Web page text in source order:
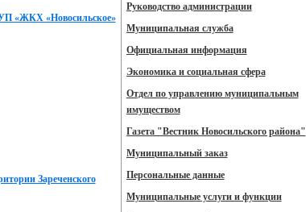
«ЖКХ «Новосильское»
Зареченского
Руководство администрации
Муниципальная служба
Официальная информация
Экономика и социальная сфера
Отдел по управлению муниципальным
имуществом
Газета "Вестник Новосильского района"
Муниципальный заказ
Персональные данные
Муниципальные услуги и функции